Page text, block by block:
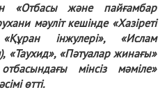
«Отбасы және пайғамбар
мәуліт кешінде «Хазіреті
інжулері», «Ислам
«Таухид», «Пәтуалар жинағы»
мінсіз мәміле»
өтті.